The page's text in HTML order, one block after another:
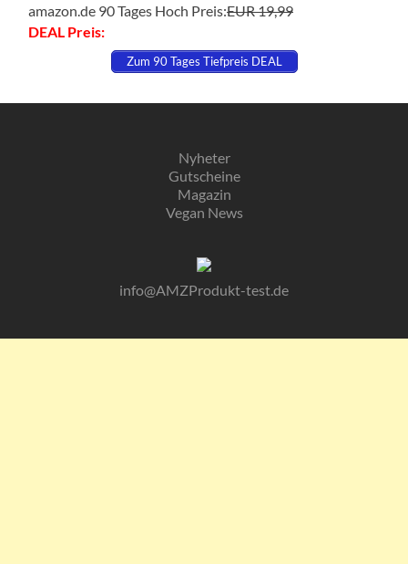
amazon.de 90 Tages Hoch Preis:EUR 19,99
DEAL Preis:
Zum 90 Tages Tiefpreis DEAL
Nyheter
Gutscheine
Magazin
Vegan News
info@AMZProdukt-test.de